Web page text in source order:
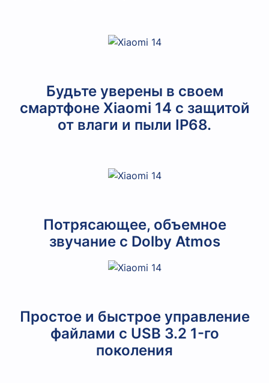
Будьте уверены в своем
смартфоне Xiaomi 14 с защитой
от влаги и пыли IP68.
Потрясающее, объемное
звучание с Dolby Atmos
Простое и быстрое управление
файлами с USB 3.2 1-го
поколения